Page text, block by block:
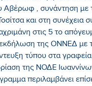
Αβέρωφ , συνάντηση με
και στη συνέχεια
στις 5 το
της ΟΝΝΕΔ με
τύπου στα
της ΝΟΔΕ
περιλαμβάνει